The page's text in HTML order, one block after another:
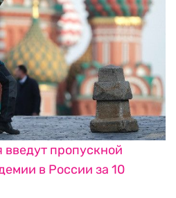
введут пропускной
в России за 10